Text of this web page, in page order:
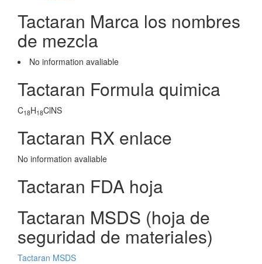
Tactaran Marca los nombres
de mezcla
No information avaliable
Tactaran Formula quimica
C18H18ClNS
Tactaran RX enlace
No information avaliable
Tactaran FDA hoja
Tactaran MSDS (hoja de
seguridad de materiales)
Tactaran MSDS